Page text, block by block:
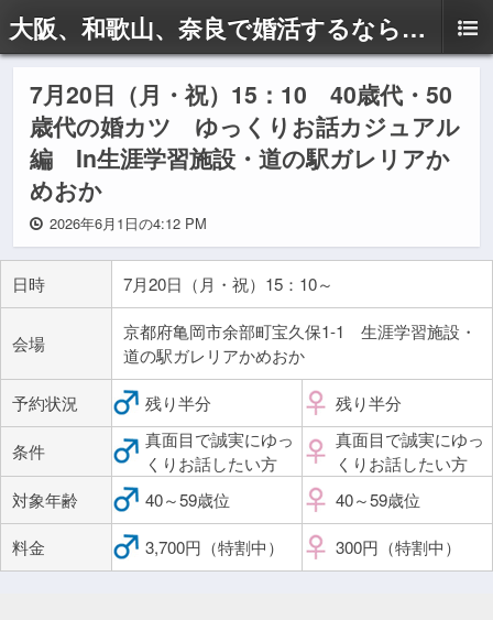
大阪、和歌山、奈良で婚活するならドリームサポートAyaへ
7月20日（月・祝）15：10 40歳代・50
歳代の婚カツ ゆっくりお話カジュアル
編 In生涯学習施設・道の駅ガレリアか
めおか
2026年6月1日の4:12 PM
日時 7月20日（月・祝）15：10～
会場
京都府亀岡市余部町宝久保1-1 生涯学習施設・
道の駅ガレリアかめおか
予約状況 残り半分 残り半分
条件
真面目で誠実にゆっ
くりお話したい方
真面目で誠実にゆっ
くりお話したい方
対象年齢
40～59歳位 40～59歳位
料金 3,700円（特割中） 300円（特割中）